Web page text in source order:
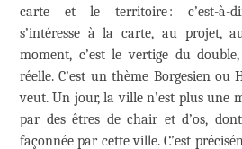
carte et le territoire : c’est-à-
s’intéresse à la carte, au projet,
moment, c’est le vertige du
réelle. C’est un thème Borgesien ou
veut. Un jour, la ville n’est plus une
par des êtres de chair et d’os,
façonnée par cette ville. C’est